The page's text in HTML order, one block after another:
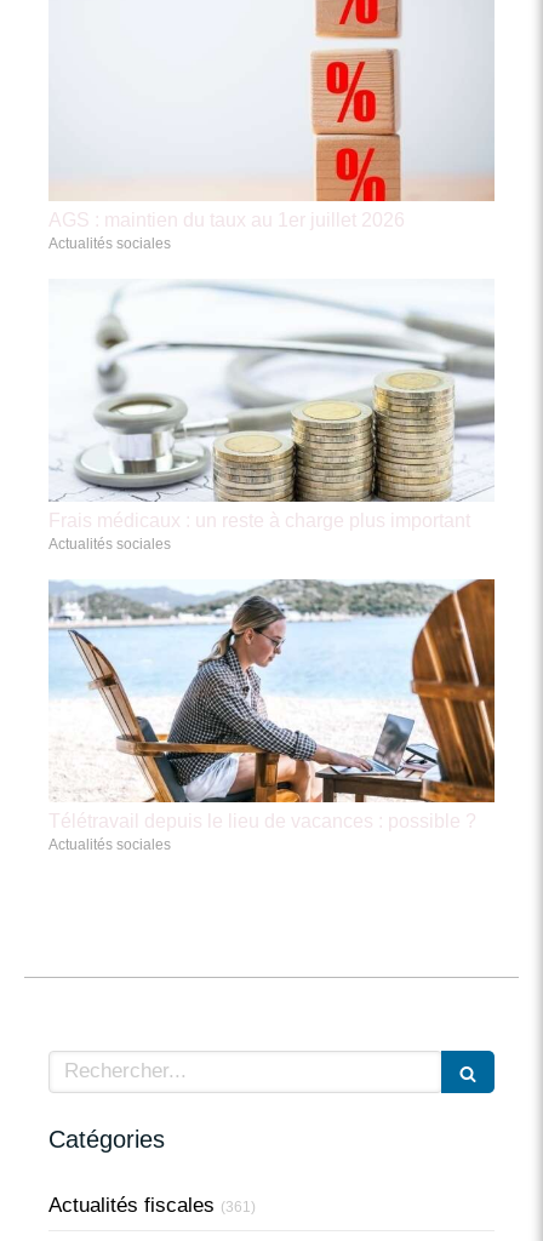
AGS : maintien du taux au 1er juillet 2026
Actualités sociales
Frais médicaux : un reste à charge plus important
Actualités sociales
Télétravail depuis le lieu de vacances : possible ?
Actualités sociales
Rechercher
Catégories
Actualités fiscales (361)